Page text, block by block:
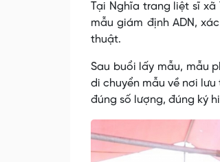
Tại Nghĩa trang liệt sĩ
mẫu giám định ADN,
thuật.
Sau buổi lấy mẫu, mẫu
di chuyển mẫu về nơi
đúng số lượng, đúng ký